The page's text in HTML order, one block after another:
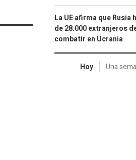
La UE afirma que Rusia
de 28.000 extranjeros
combatir en Ucrania
Hoy Una